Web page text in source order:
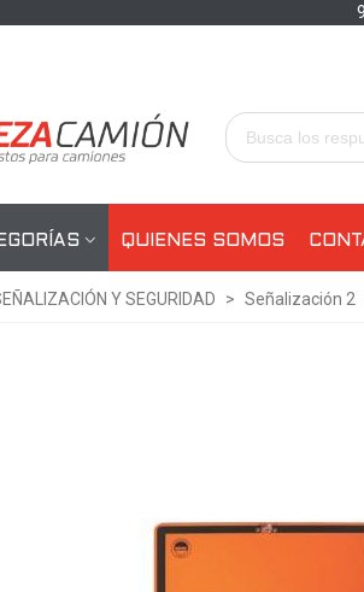
QUIENES SOMOS
Y SEGURIDAD > Señalización 2